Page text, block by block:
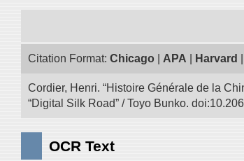
Citation Format: Chicago APA Harvard
Cordier, Henri. “Histoire Générale de la
“Digital Silk Road” / Toyo Bunko.
OCR Text